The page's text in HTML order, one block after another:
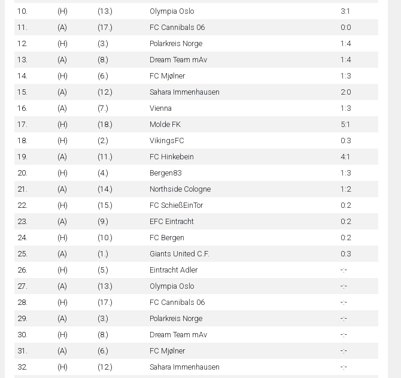
10.
(H) (13.) Olympia Oslo
3:1
11.
(A) (17.) FC Cannibals 06
0:0
12.
(H) (3.) Polarkreis Norge
1:4
13.
(A) (8.) Dream Team mAv
1:4
14.
(H) (6.) FC Mjølner
1:3
15.
(A) (12.) Sahara Immenhausen
2:0
16.
(A) (7.) Vienna
1:3
17.
(H) (18.) Molde FK
5:1
18.
(H) (2.) VikingsFC
0:3
19.
(A) (11.) FC Hinkebein
4:1
20.
(H) (4.) Bergen83
1:3
21.
(A) (14.) Northside Cologne
1:2
22.
(H) (15.) FC SchießEinTor
0:2
23.
(A) (9.) EFC Eintracht
0:2
24.
(H) (10.) FC Bergen
0:2
25.
(A) (1.) Giants United C.F.
0:3
26.
(H) (5.) Eintracht Adler
-:-
27.
(A) (13.) Olympia Oslo
-:-
28.
(H) (17.) FC Cannibals 06
-:-
29.
(A) (3.) Polarkreis Norge
-:-
30.
(H) (8.) Dream Team mAv
-:-
31.
(A) (6.) FC Mjølner
-:-
32.
(H) (12.) Sahara Immenhausen -:-